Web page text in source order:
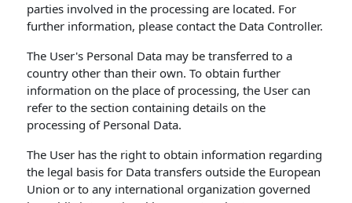
parties involved in the processing are located. For
further information, please contact the Data Controller.
The User's Personal Data may be transferred to a
country other than their own. To obtain further
information on the place of processing, the User can
refer to the section containing details on the
processing of Personal Data.
The User has the right to obtain information regarding
the legal basis for Data transfers outside the European
Union or to any international organization governed